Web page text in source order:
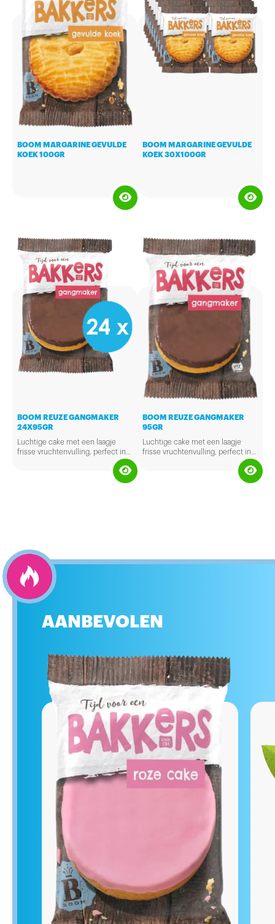
BOOM MARGARINE GEVULDE
KOEK 100GR
BOOM MARGARINE GEVULDE
KOEK 30X100GR
BOOM REUZE GANGMAKER
24X95GR
Luchtige cake met een laagje
frisse vruchtenvulling, perfect in
combinatie met het bruine laagje
tussendoortje waar iedereen van
BOOM REUZE GANGMAKER
95GR
Luchtige cake met een laagje
frisse vruchtenvulling, perfect in
combinatie met het bruine laagje
tussendoortje waar iedereen van
AANBEVOLEN